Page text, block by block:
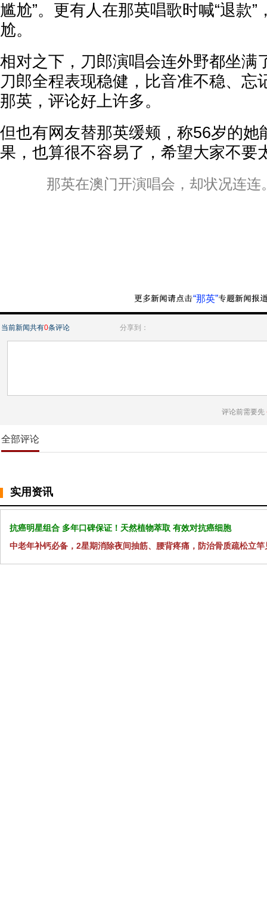
尴尬”。更有人在那英唱歌时喊“退款
尬。
相对之下，刀郎演唱会连外野都坐满
刀郎全程表现稳健，比音准不稳、忘
那英，评论好上许多。
但也有网友替那英缓颊，称56岁的她
果，也算很不容易了，希望大家不要
那英在澳门开演唱会，却状况连连
“那英”
当前新闻共有0条评论 分享到：
评论前需要先
全部评论
实用资讯
抗癌明星组合 多年口碑保证！天然植物萃取 有效对抗癌细胞
中老年补钙必备，2星期消除夜间抽筋、腰背疼痛，防治骨质疏松立竿